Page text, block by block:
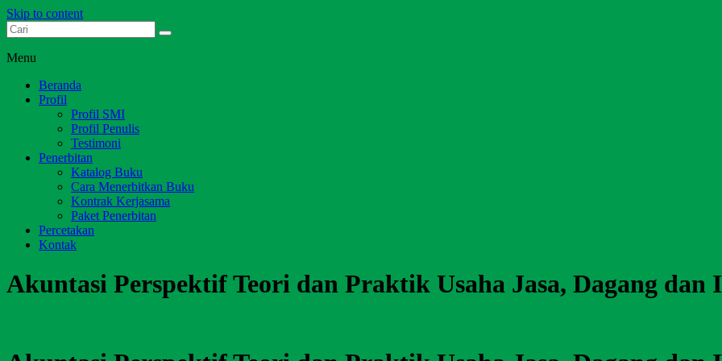
Skip to content
Dari Jambi untuk Indonesia
Menu
Beranda
Profil
Profil SMI
Profil Penulis
Testimoni
Penerbitan
Katalog Buku
Cara Menerbitkan Buku
Kontrak Kerjasama
Paket Penerbitan
Percetakan
Kontak
Akuntasi Perspektif Teori dan Praktik Usaha Jasa, Dagang dan